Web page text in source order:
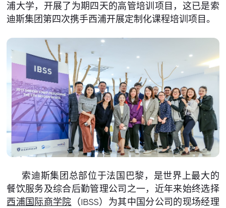
关于我们
浦大学，开展了为期四天的高管培训项目，这已是索
迪斯集团第四次携手西浦开展定制化课程培训项目。
索迪斯集团总部位于法国巴黎，是世界上最大的
餐饮服务及综合后勤管理公司之一，近年来始终选择
西浦国际商学院 （IBSS）为其中国分公司的现场经理